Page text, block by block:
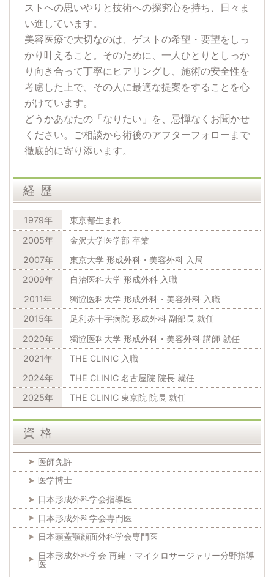
ストへの思いやりと技術への探究心を持ち、日々ま
い進しています。
美容医療で大切なのは、ゲストの希望・要望をしっ
かり叶えること。そのために、一人ひとりとしっか
り向き合って丁寧にヒアリングし、施術の安全性を
考慮した上で、その人に最適な提案をすることを心
がけています。
どうかあなたの「なりたい」を、忌憚なくお聞かせ
ください。ご相談から術後のアフターフォローまで
徹底的に寄り添います。
経歴
1979年
東京都生まれ
2005年
金沢大学医学部 卒業
2007年
東京大学 形成外科・美容外科 入局
2009年
自治医科大学 形成外科 入職
2011年
獨協医科大学 形成外科・美容外科 入職
2015年
足利赤十字病院 形成外科 副部長 就任
2020年
獨協医科大学 形成外科・美容外科 講師 就任
2021年
THE CLINIC 入職
2024年
THE CLINIC 名古屋院 院長 就任
2025年
THE CLINIC 東京院 院長 就任
資格
医師免許
医学博士
日本形成外科学会指導医
日本形成外科学会専門医
日本頭蓋顎顔面外科学会専門医
日本形成外科学会 再建・マイクロサージャリー分野指導
医